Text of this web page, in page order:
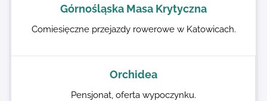
Górnośląska Masa Krytyczna
Comiesięczne przejazdy rowerowe w Katowicach.
Orchidea
Pensjonat, oferta wypoczynku.